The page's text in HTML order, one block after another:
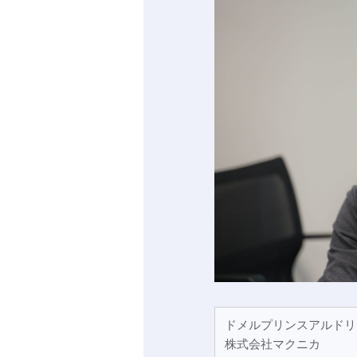
ドメルプリンスアルド
株式会社マクニカ